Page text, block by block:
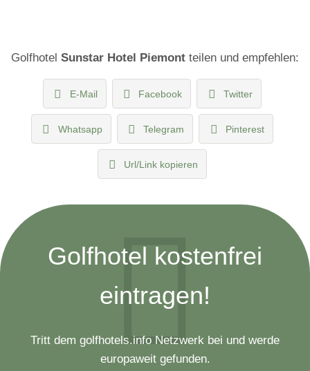
Golfhotel Sunstar Hotel Piemont teilen und empfehlen:
E-Mail Facebook Twitter
Whatsapp Telegram Pinterest
Url/Link kopieren
Golfhotel kostenfrei
eintragen!
Tritt dem golfhotels.info Netzwerk bei und werde
europaweit gefunden.